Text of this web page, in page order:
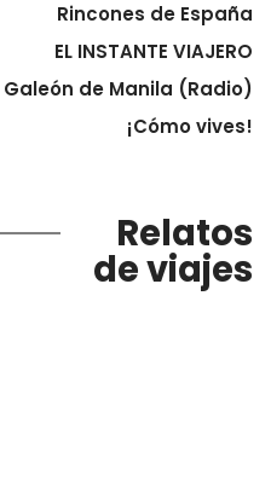
Rincones de España
EL INSTANTE VIAJERO
Galeón de Manila (Radio)
¡Cómo vives!
Relatos
de viajes